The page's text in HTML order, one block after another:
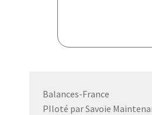
Balances-France
PIloté par Savoie